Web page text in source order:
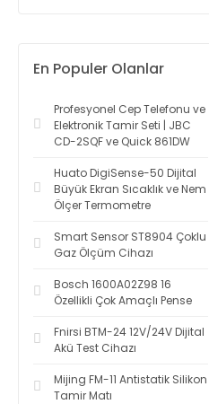
En Populer Olanlar
Profesyonel Cep Telefonu ve
Elektronik Tamir Seti | JBC
CD-2SQF ve Quick 861DW
Huato DigiSense-50 Dijital
Büyük Ekran Sıcaklık ve Nem
Ölçer Termometre
Smart Sensor ST8904 Çoklu
Gaz Ölçüm Cihazı
Bosch 1600A02Z98 16
Özellikli Çok Amaçlı Pense
Fnirsi BTM-24 12V/24V Dijital
Akü Test Cihazı
Mijing FM-11 Antistatik Silikon
Tamir Matı